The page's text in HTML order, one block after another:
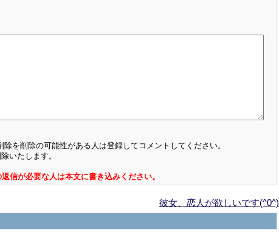
を削除の可能性がある人は登録してコメントしてください。
いたします。
信が必要な人は本文に書き込みください。
彼女、恋人が欲しいです(^0^)